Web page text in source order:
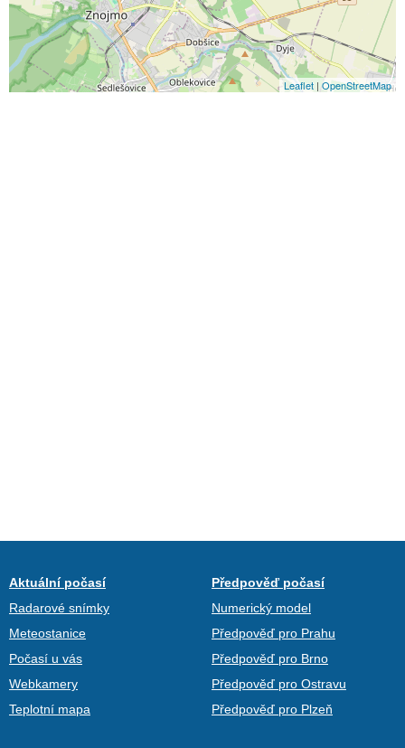
Leaflet | OpenStreetMap
Aktuální počasí
Radarové snímky
Meteostanice
Počasí u vás
Webkamery
Teplotní mapa
Předpověď počasí
Numerický model
Předpověď pro Prahu
Předpověď pro Brno
Předpověď pro Ostravu
Předpověď pro Plzeň